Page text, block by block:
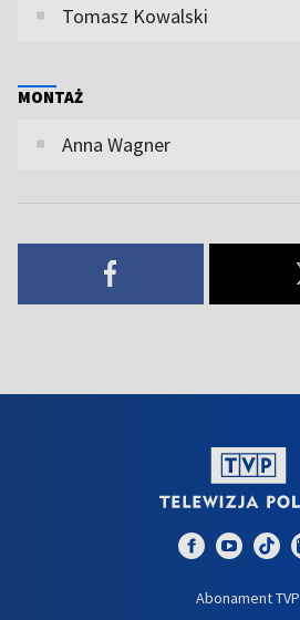
Tomasz Kowalski
MONTAŻ
Anna Wagner
Abonament TVP